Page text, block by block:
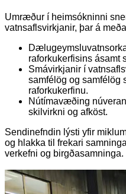
Umræður í heimsókninni
vatnsaflsvirkjanir, þar á
raforkukerfisins ásamt
Smávirkjanir í
samfélög og samfélög
raforkukerfinu.
Nútímavæðing
skilvirkni og afköst.
Sendinefndin lýsti yfir
og hlakka til frekari
verkefni og birgðasamninga.